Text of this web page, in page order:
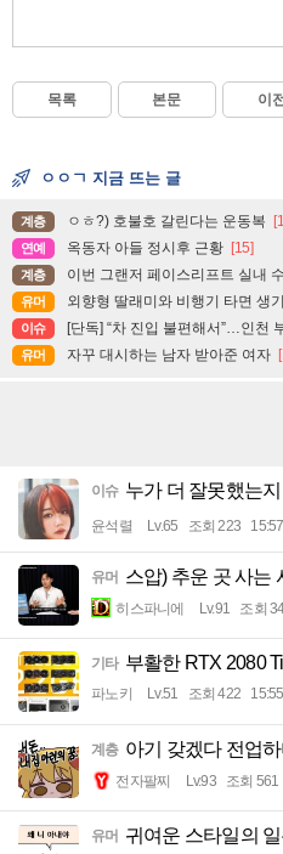
목록 본문 이
ㅇㅇㄱ 지금 뜨는 글
계층 ㅇㅎ?) 호불호 갈린다는 운동복
연예 옥동자 아들 정시후 근황 [15]
계층 이번 그랜저 페이스리프트 실내
유머 외향형 딸래미와 비행기 타면 생
이슈 [단독] “차 진입 불편해서”…인천 부평감리교
유머 자꾸 대시하는 남자 받아준 여자
이슈 누가 더 잘못했는
윤석렬 Lv.65 조회 223 15:57
유머 스압) 추운 곳 사는
히스파니에 Lv.91 조회
기타 부활한 RTX 2080 Ti
파노키 Lv.51 조회 422 15:55
계층 아기 갖겠다 전업
전자팔찌 Lv.93 조회 561
유머 귀여운 스타일의